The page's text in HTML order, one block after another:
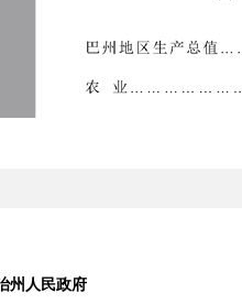
州人民政府